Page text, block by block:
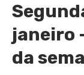
janeiro
da